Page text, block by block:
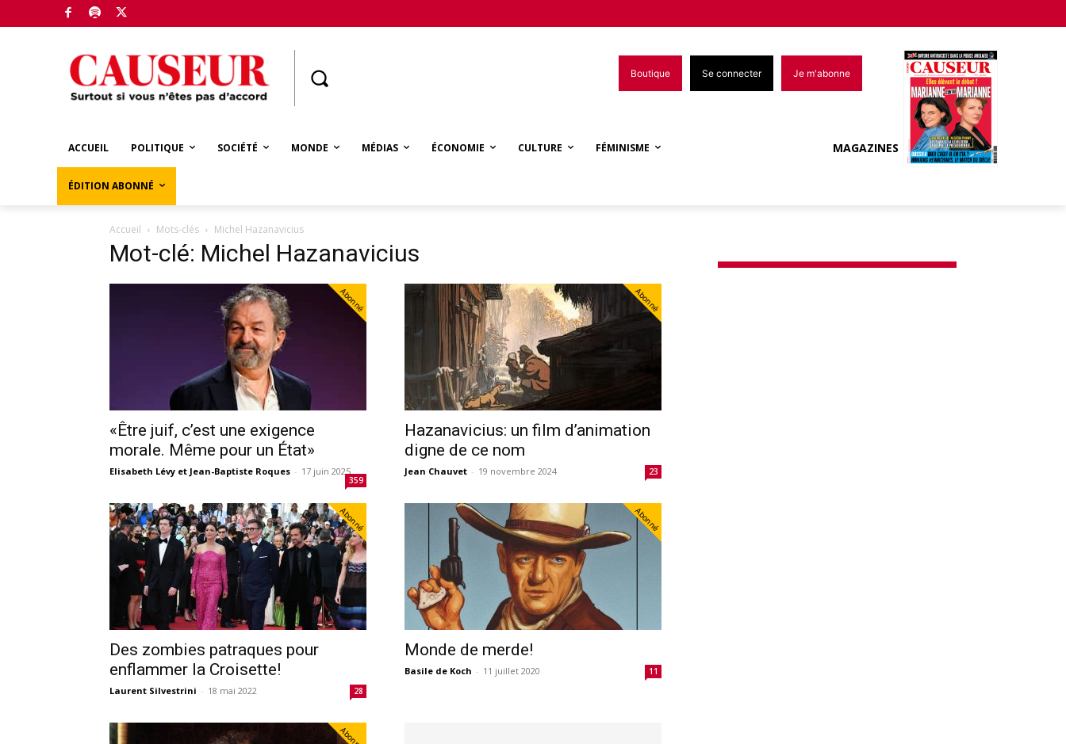
Boutique Se connecter Je m'abonne
ACCUEIL POLITIQUE SOCIÉTÉ MONDE MÉDIAS ÉCONOMIE CULTURE FÉMINISME
ÉDITION ABONNÉ
MAGAZINES
Accueil Mots-clés Michel Hazanavicius
Mot-clé: Michel Hazanavicius
Abonné
«Être juif, c’est une exigence
morale. Même pour un État»
Elisabeth Lévy et Jean-Baptiste Roques - 17 juin 2025
359
Abonné
Hazanavicius: un film d’animation
digne de ce nom
Jean Chauvet - 19 novembre 2024 23
Abonné
Des zombies patraques pour
enflammer la Croisette!
Laurent Silvestrini - 18 mai 2022 28
Abonné
Monde de merde!
Basile de Koch - 11 juillet 2020 11
Abonné